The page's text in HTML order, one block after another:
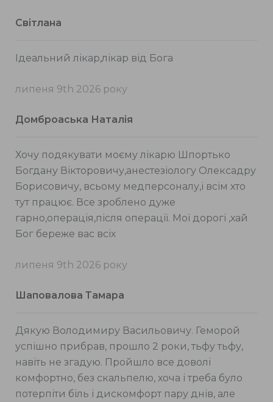
Світлана
Ідеальний лікар,лікар від Бога
липеня 9th 2026 року
Домброаська Наталія
Хочу подякувати моєму лікарю Шпортько
Богдану Вікторовичу,анестезіологу Олексадру
Борисовичу, всьому медперсоналу,і всім хто
тут працює. Все зроблено дуже
гарно,операція,після операції. Мої дорогі ,хай
Бог береже вас всіх
липеня 9th 2026 року
Шаповалова Тамара
Дякую Володимиру Васильовичу. Геморой
успішно прибрав, прошло 2 роки, тьфу тьфу,
навіть не згадую. Пройшло все доволі
комфортно, без скальпелю, хоча і треба було
потерпіти біль і дискомфорт пару днів, але